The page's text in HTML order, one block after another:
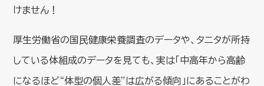
けません！
厚生労働省の国民健康栄養調査のデータや、タニタが所持
している体組成のデータを見ても、実は「中高年から高齢
になるほど“体型の個人差”は広がる傾向」にあることがわ